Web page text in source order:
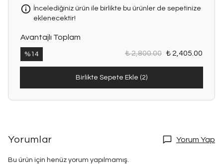
İncelediğiniz ürün ile birlikte bu ürünler de sepetinize
eklenecektir!
Avantajlı Toplam
% 14 ₺ 2,800.00 ₺ 2,405.00
Birlikte Sepete Ekle (2)
Yorumlar Yorum Yap
Bu ürün için henüz yorum yapılmamış.